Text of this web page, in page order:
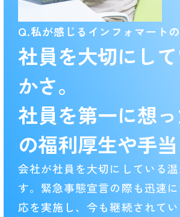
Q.私が感じるインフォマート
社員を大切にし
かさ。
社員を第一に想
の福利厚生や手当
会社が社員を大切にしている
す。緊急事態宣言の際も迅速
応を実施し、今も継続されて